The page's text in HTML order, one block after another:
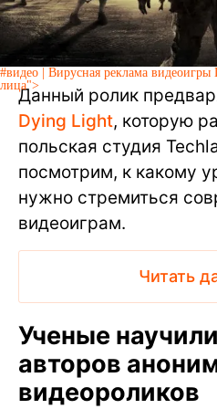
#видео | Вирусная реклама видеоигры
лица">Данный ролик
Dying Light, которую
польская студия
посмотрим, к какому
нужно стремиться
видеоиграм.
Читать
Ученые
авторов
видеороликов